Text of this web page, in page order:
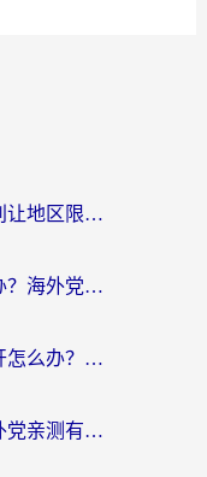
在英国怎么看国内电视剧？别让地区限制断了你的追剧节奏
聚美优品在老挝用不了怎么办？海外党必看的回国加速全攻略
微录地区限制，在国外打不开怎么办？海外党亲测有效的解决指南
英国怎么看欧洲杯直播？海外党亲测有效的回国加速解决方案